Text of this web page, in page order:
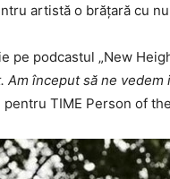
artistă o brățară cu
pe podcastul „New
început să ne
TIME Person of